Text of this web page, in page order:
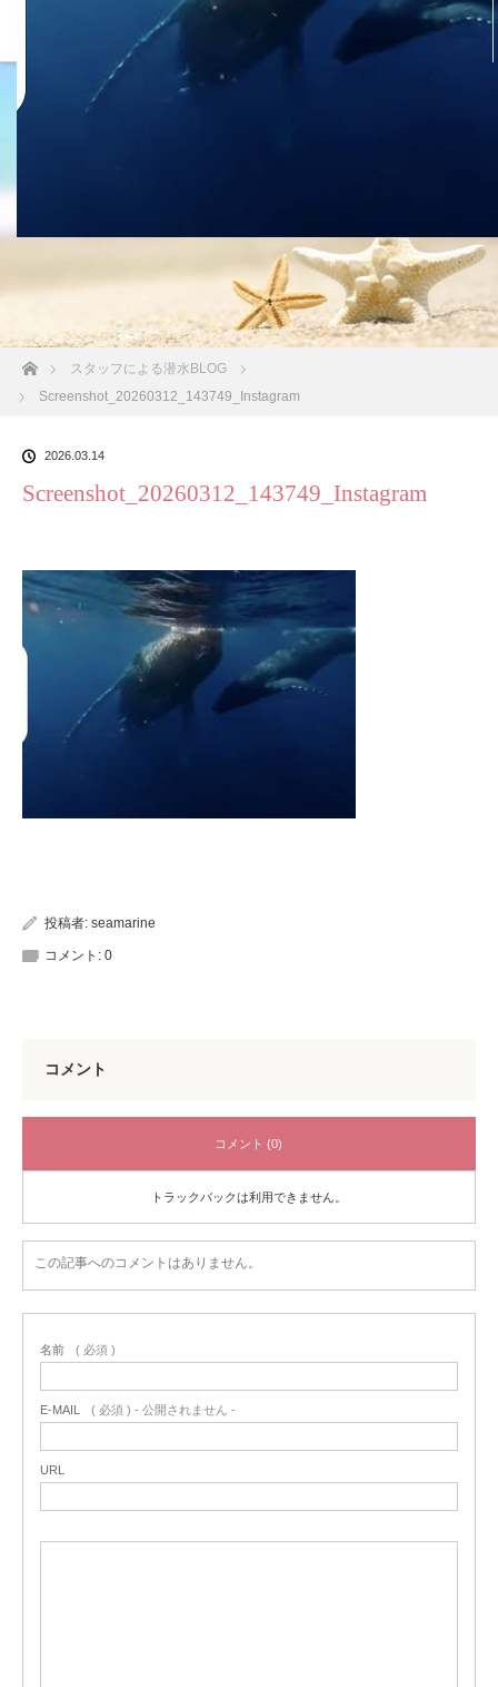
ホームスタッフによる潜水BLOG
Screenshot_20260312_143749_Instagram
2026.03.14
Screenshot_20260312_143749_Instagram
投稿者: seamarine
コメント: 0
コメント
コメント (0)
トラックバックは利用できません。
この記事へのコメントはありません。
名前 ( 必須 )
E-MAIL ( 必須 ) - 公開されません -
URL